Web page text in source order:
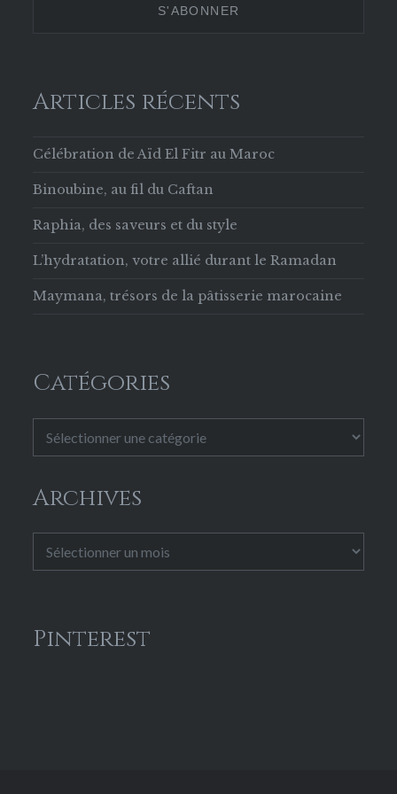
Articles récents
Célébration de Aïd El Fitr au Maroc
Binoubine, au fil du Caftan
Raphia, des saveurs et du style
L’hydratation, votre allié durant le Ramadan
Maymana, trésors de la pâtisserie marocaine
Catégories
Archives
Pinterest